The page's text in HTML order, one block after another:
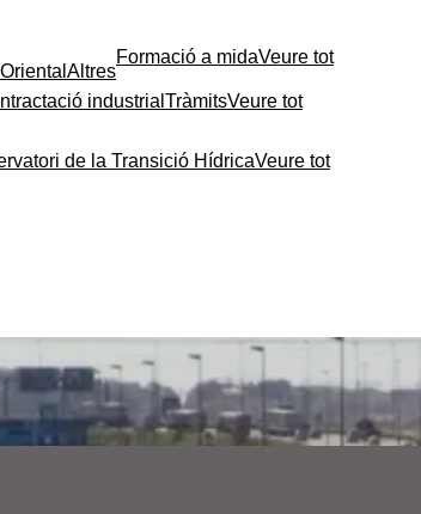
Altres
Formació a midaVeure tot
industrial TràmitsVeure tot
de la Transició HídricaVeure tot
relacionat